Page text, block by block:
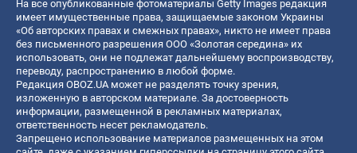
На все опубликованные фотоматериалы Getty Images редакция
имеет имущественные права, защищаемые законом Украины
«Об авторских правах и смежных правах», никто не имеет права
без письменного разрешения ООО «Золотая середина» их
использовать, они не подлежат дальнейшему воспроизводству,
переводу, распространению в любой форме.
Редакция OBOZ.UA может не разделять точку зрения,
изложенную в авторском материале. За достоверность
информации, размещенной в рекламных материалах,
ответственность несет рекламодатель.
Запрещено использование материалов размещенных на этом